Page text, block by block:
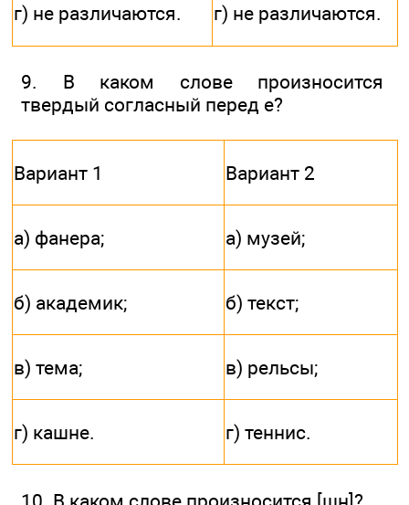
г) не различаются. г) не различаются.
9. В каком слове произносится
твердый согласный перед е?
Вариант 1 Вариант 2
а) фанера; а) музей;
б) академик; б) текст;
в) тема; в) рельсы;
г) кашне. г) теннис.